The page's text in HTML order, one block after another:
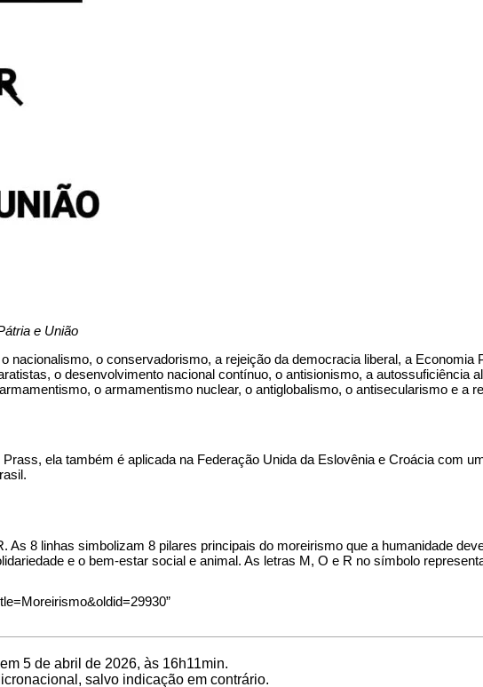
e União
nacionalismo, o conservadorismo, a rejeição da democracia liberal, a Economia
o desenvolvimento nacional contínuo, o antisionismo, a autossuficiência
o armamentismo nuclear, o antiglobalismo, o antisecularismo e a
ela também é aplicada na Federação Unida da Eslovênia e Croáciacom
.
8 linhas simbolizam 8 pilares principais do moreirismo que a humanidade
e o bem-estar social e animal. As letras M, O e R no símbolo
”
5 de abril de 2026, às 16h11min.
, salvo indicação em contrário.